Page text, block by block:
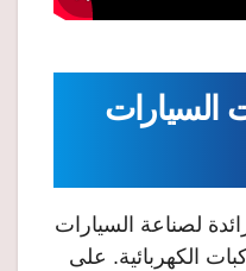
السيارات
لصناعة السيارات
الكهربائية. على